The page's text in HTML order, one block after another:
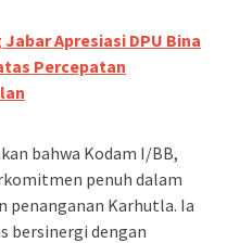
Apresiasi DPU Bina
Percepatan
bahwa Kodam I/BB,
penuh dalam
penanganan Karhutla. Ia
bersinergi dengan